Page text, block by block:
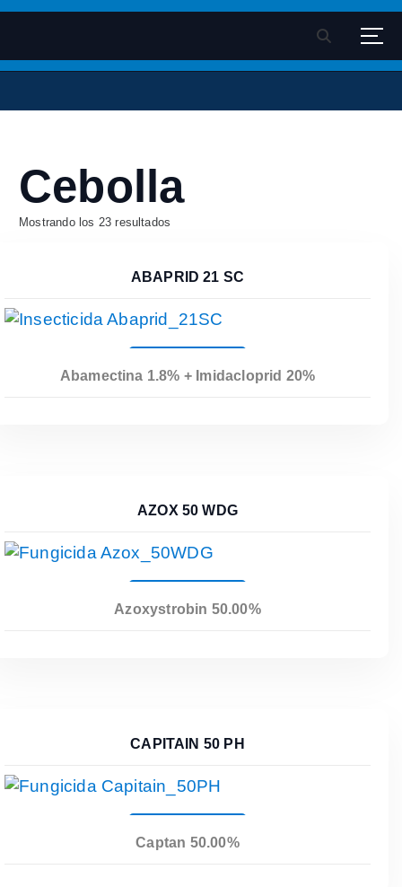
S
i
Cebolla
Mostrando los 23 resultados
ABAPRID 21 SC
Leer Más
Abamectina 1.8% + Imidacloprid 20%
AZOX 50 WDG
Leer Más
Azoxystrobin 50.00%
CAPITAIN 50 PH
Leer Más
Captan 50.00%